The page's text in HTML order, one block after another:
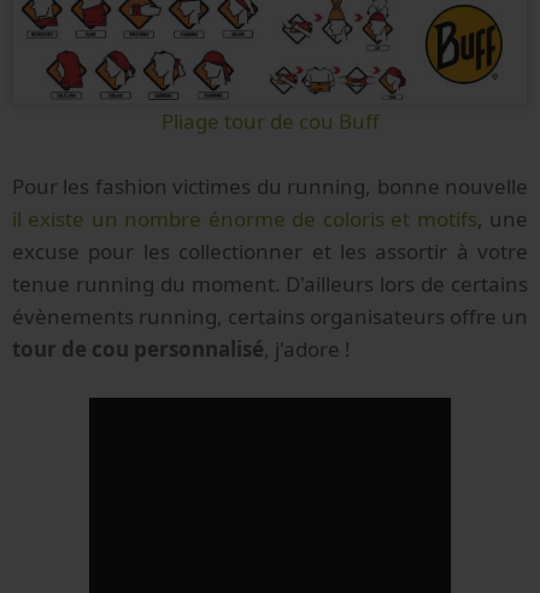
Pliage tour de cou Buff
Pour les fashion victimes du running, bonne nouvelle
il existe un nombre énorme de coloris et motifs, une
excuse pour les collectionner et les assortir à votre
tenue running du moment. D'ailleurs lors de certains
évènements running, certains organisateurs offre un
tour de cou personnalisé, j'adore !